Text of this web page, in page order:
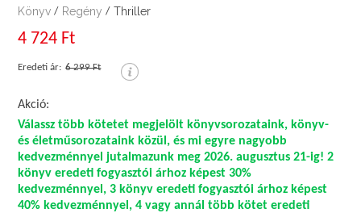
Könyv / Regény / Thriller
4 724 Ft
Eredeti ár: 6 299 Ft
Akció:
Válassz több kötetet megjelölt könyvsorozataink, könyv-
és életműsorozataink közül, és mi egyre nagyobb
kedvezménnyel jutalmazunk meg 2026. augusztus 21-ig! 2
könyv eredeti fogyasztói árhoz képest 30%
kedvezménnyel, 3 könyv eredeti fogyasztói árhoz képest
40% kedvezménnyel, 4 vagy annál több kötet eredeti